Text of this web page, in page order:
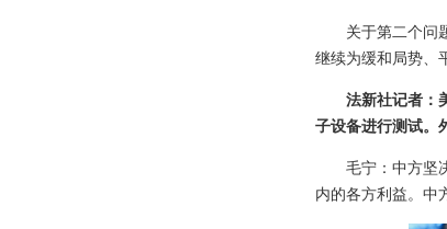
关于第二个问
继续为缓和局势、
法新社记者：
子设备进行测试。
毛宁：中方坚
内的各方利益。中